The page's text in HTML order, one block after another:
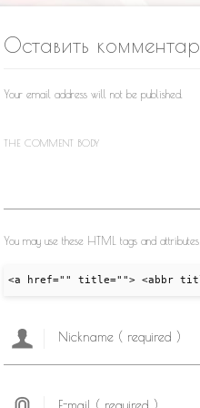
as
s
ki
o
k
m
Оставить
Your email address will not be published.
THE COMMENT BODY
You may use these HTML tags and attributes:
<a href="" title=""> <abbr